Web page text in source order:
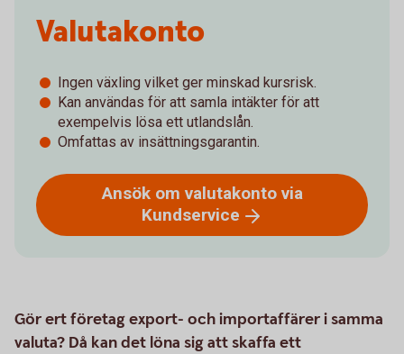
Valutakonto
Ingen växling vilket ger minskad kursrisk.
Kan användas för att samla intäkter för att
exempelvis lösa ett utlandslån.
Omfattas av insättningsgarantin.
Ansök om valutakonto via
Kundservice
Gör ert företag export- och importaffärer i samma
valuta? Då kan det löna sig att skaffa ett